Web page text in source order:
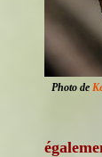
Photo de